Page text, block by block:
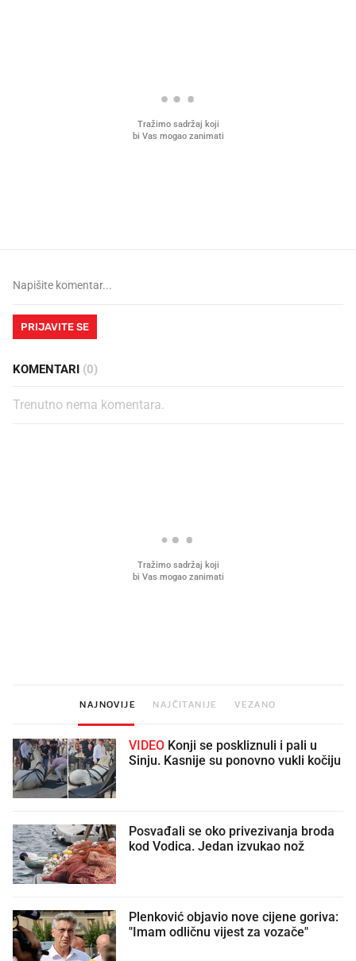
PRIJAVITE SE
KOMENTARI (0)
Trenutno nema komentara.
NAJNOVIJE NAJČITANIJE VEZANO
VIDEO
Sinju. Kasnije su ponovno vukli kočiju
Posvađali se oko privezivanja broda
kod Vodica. Jedan izvukao nož
Plenković objavio nove cijene goriva:
"Imam odličnu vijest za vozače"